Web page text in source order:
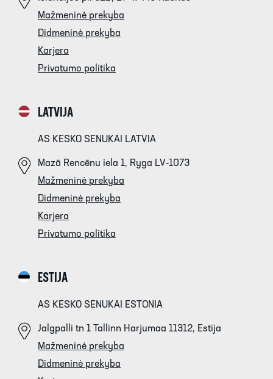
Mažmeninė prekyba
Didmeninė prekyba
Karjera
Privatumo politika
LATVIJA
AS KESKO SENUKAI LATVIA
Mazā Rencēnu iela 1, Ryga LV-1073
Mažmeninė prekyba
Didmeninė prekyba
Karjera
Privatumo politika
ESTIJA
AS KESKO SENUKAI ESTONIA
Jalgpalli tn 1 Tallinn Harjumaa 11312, Estija
Mažmeninė prekyba
Didmeninė prekyba